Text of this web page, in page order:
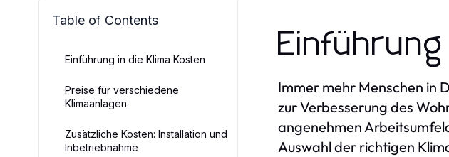
Table of Contents
Einführung in die Klima Kosten
Preise für verschiedene
Klimaanlagen
Zusätzliche Kosten: Installation und
Inbetriebnahme
Immer mehr Menschen in
zur Verbesserung des
angenehmen
Auswahl der richtigen